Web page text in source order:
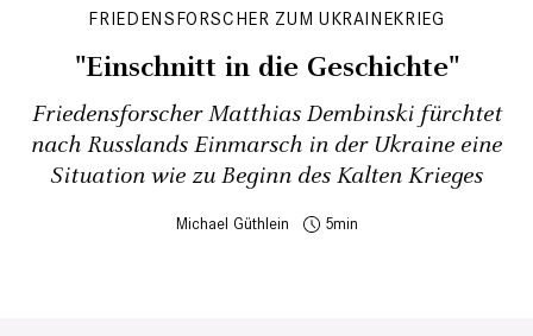
FRIEDENSFORSCHER ZUM UKRAINEKRIEG
"Einschnitt in die Geschichte"
Friedensforscher Matthias Dembinski fürchtet
nach Russlands Einmarsch in der Ukraine eine
Situation wie zu Beginn des Kalten Krieges
Michael Güthlein 5